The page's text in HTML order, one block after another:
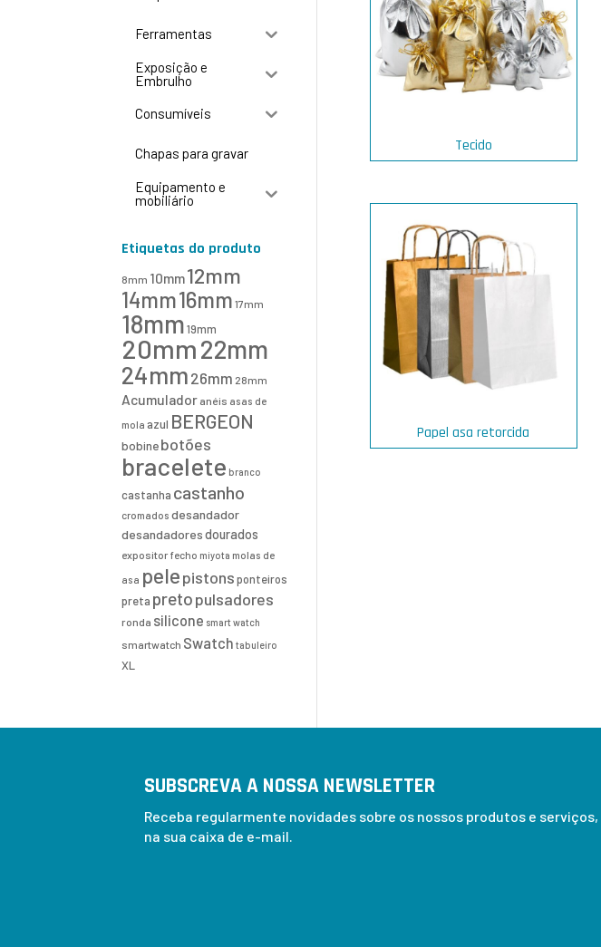
Tecido
Papel asa retorcida
Ferramentas
Exposição e
Embrulho
Consumíveis
Chapas para gravar
Equipamento e
mobiliário
Etiquetas do produto
8mm 10mm12mm
14mm16mm 17mm
18mm 19mm
20mm22mm
24mm 26mm 28mm
Acumulador anéis asas de
mola azul BERGEON
bobinebotões
bracelete branco
castanha castanho
cromados desandador
desandadores dourados
expositor fecho miyota molas de
asa pelepistons ponteiros
preta pretopulsadores
ronda silicone smart watch
smartwatch Swatch tabuleiro
XL
SUBSCREVA A NOSSA NEWSLETTER
Receba regularmente novidades sobre os nossos produtos e serviços,
na sua caixa de e-mail.